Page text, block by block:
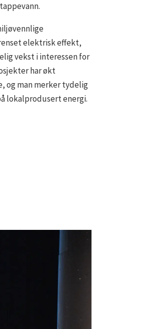
elektrisk effekt,
vekst i interessen for
har økt
og man merker tydelig
lokalprodusert energi.